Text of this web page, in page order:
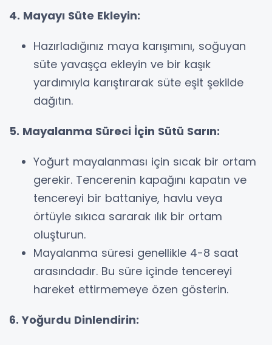
4. Mayayı Süte Ekleyin:
Hazırladığınız maya karışımını, soğuyan
süte yavaşça ekleyin ve bir kaşık
yardımıyla karıştırarak süte eşit şekilde
dağıtın.
5. Mayalanma Süreci İçin Sütü Sarın:
Yoğurt mayalanması için sıcak bir ortam
gerekir. Tencerenin kapağını kapatın ve
tencereyi bir battaniye, havlu veya
örtüyle sıkıca sararak ılık bir ortam
oluşturun.
Mayalanma süresi genellikle 4-8 saat
arasındadır. Bu süre içinde tencereyi
hareket ettirmemeye özen gösterin.
6. Yoğurdu Dinlendirin: